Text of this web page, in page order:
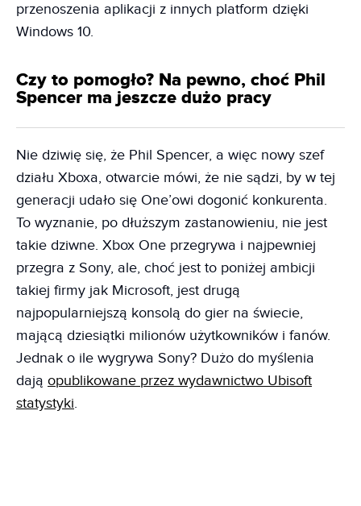
przenoszenia aplikacji z innych platform dzięki
Windows 10.
Czy to pomogło? Na pewno, choć Phil
Spencer ma jeszcze dużo pracy
Nie dziwię się, że Phil Spencer, a więc nowy szef
działu Xboxa, otwarcie mówi, że nie sądzi, by w tej
generacji udało się One’owi dogonić konkurenta.
To wyznanie, po dłuższym zastanowieniu, nie jest
takie dziwne. Xbox One przegrywa i najpewniej
przegra z Sony, ale, choć jest to poniżej ambicji
takiej firmy jak Microsoft, jest drugą
najpopularniejszą konsolą do gier na świecie,
mającą dziesiątki milionów użytkowników i fanów.
Jednak o ile wygrywa Sony? Dużo do myślenia
dają opublikowane przez wydawnictwo Ubisoft
statystyki.